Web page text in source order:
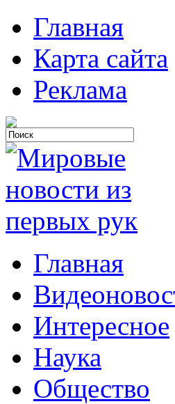
Главная
Карта сайта
Реклама
Главная
Интересное
Наука
Общество